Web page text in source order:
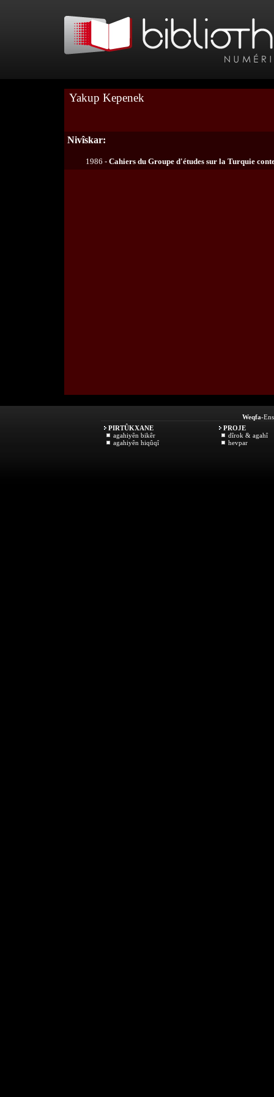
Yakup Kepenek
Nivîskar:
1986 - Cahiers du Groupe d'études sur la Turquie
Weqfa-
PIRTÛKXANE
agahiyên bikêr
agahiyên hiqûqî
PROJE
dîrok & agahî
hevpar